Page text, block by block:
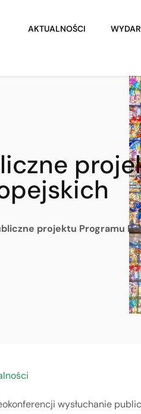
AKTUALNOŚCI
projektu Programu
wysłuchanie